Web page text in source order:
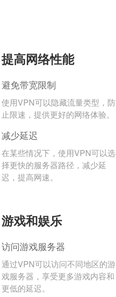
提高网络性能
避免带宽限制
使用VPN可以隐藏流量类型，防
止限速，提供更好的网络体验。
减少延迟
在某些情况下，使用VPN可以选
择更快的服务器路径，减少延
迟，提高网速。
游戏和娱乐
访问游戏服务器
通过VPN可以访问不同地区的游
戏服务器，享受更多游戏内容和
更低的延迟。